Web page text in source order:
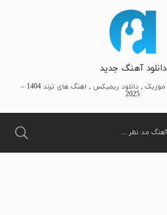
دانلود آهنگ جدید
دانلود آهنگ جدید , دانلود موزیک , دانلود ریمیکس , اهنگ های ترند 1404 –
2025